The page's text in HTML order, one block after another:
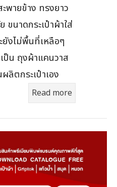
พายข้าง ทรงยาว
ขนาดกระเป๋าผ้าใส่
ยังไม่พื้นที่เหลือๆ
ป็น ถุงผ้าแคนวาส
ลิตกระเป๋าเอง
Read more